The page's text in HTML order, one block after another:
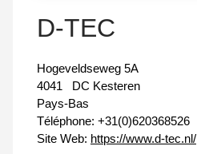
D-TEC
Hogeveldseweg 5A
4041
DC Kesteren
Pays-Bas
Téléphone: +31(0)620368526
Site Web: https://www.d-tec.nl/